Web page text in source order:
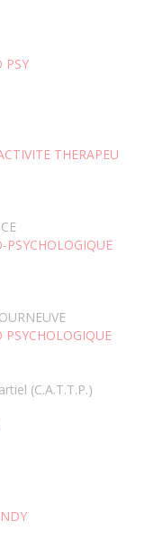
PSY
THERAPEU
(C.A.T.T.P.)